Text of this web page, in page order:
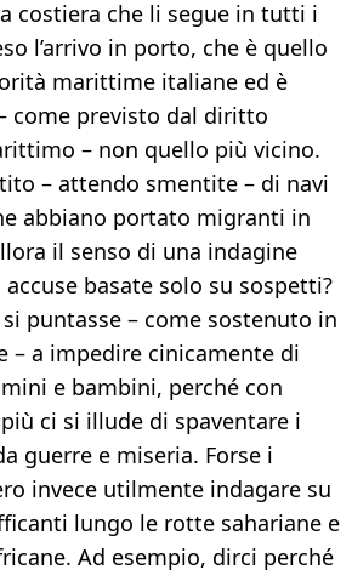
costiera che li segue in tutti i
l’arrivo in porto, che è quello
marittime italiane ed è
come previsto dal diritto
– non quello più vicino.
– attendo smentite – di navi
abbiano portato migranti in
il senso di una indagine
basate solo su sospetti?
puntasse – come sostenuto in
– a impedire cinicamente di
e bambini, perché con
ci si illude di spaventare i
guerre e miseria. Forse i
invece utilmente indagare su
lungo le rotte sahariane e
Ad esempio, dirci perché